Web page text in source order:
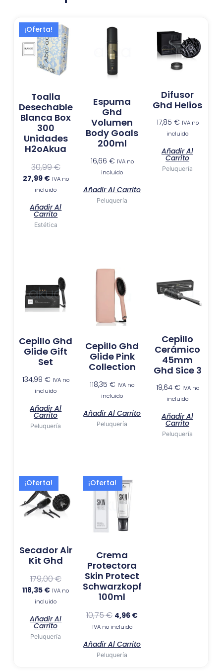
¡Oferta!
Toalla
Desechable
Blanca Box
300
Unidades
H2oAkua
30,99€
El
precio
original
era:
30,99 €.
27,99 €
El
precio
actual
es:
27,99 €.
IVA no
incluido
Añadir Al
Carrito
Estética
Espuma
Ghd
Volumen
Body Goals
200ml
16,66 € IVA no
incluido
Añadir Al Carrito
Peluquería
Difusor
Ghd Helios
17,85 € IVA no
incluido
Añadir Al
Carrito
Peluquería
Cepillo Ghd
Glide Gift
Set
134,99 € IVA no
incluido
Añadir Al
Carrito
Peluquería
Cepillo Ghd
Glide Pink
Collection
118,35€ IVA no
incluido
Añadir Al Carrito
Peluquería
Cepillo
Cerámico
45mm
Ghd Sice 3
19,64 € IVA no
incluido
Añadir Al
Carrito
Peluquería
¡Oferta!
Secador Air
Kit Ghd
179,00€
precio
original
era:
118,35 €
El
precio
actual
es:
IVA no
incluido
Añadir Al
Carrito
Peluquería
¡Oferta!
Crema
Protectora
Skin Protect
Schwarzkopf
100ml
10,75€
El
precio
original
era:
10,75 €.
4,96 €
IVA no incluido
Añadir Al Carrito
Peluquería